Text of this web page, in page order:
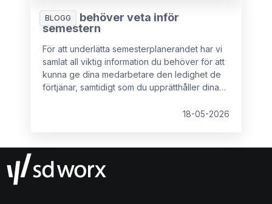
BLOGG
Allt du behöver veta inför
semestern
För att underlätta semesterplanerandet har vi
samlat all viktig information du behöver för att
kunna ge dina medarbetare den ledighet de
förtjänar, samtidigt som du upprätthåller dina
18-05-2026